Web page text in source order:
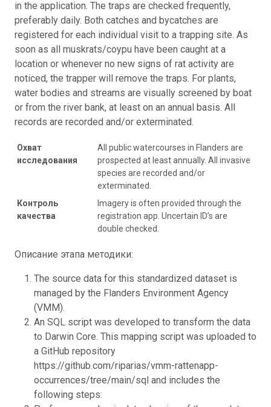
in the application. The traps are checked frequently,
preferably daily. Both catches and bycatches are
registered for each individual visit to a trapping site. As
soon as all muskrats/coypu have been caught at a
location or whenever no new signs of rat activity are
noticed, the trapper will remove the traps. For plants,
water bodies and streams are visually screened by boat
or from the river bank, at least on an annual basis. All
records are recorded and/or exterminated.
Охват
исследования
All public watercourses in Flanders are
prospected at least annually. All invasive
species are recorded and/or
exterminated.
Контроль
качества
Imagery is often provided through the
registration app. Uncertain ID’s are
double checked.
Описание этапа методики:
The source data for this standardized dataset is
managed by the Flanders Environment Agency
(VMM).
An SQL script was developed to transform the data
to Darwin Core. This mapping script was uploaded to
a GitHub repository
https://github.com/riparias/vmm-rattenapp-
occurrences/tree/main/sql and includes the
following steps: